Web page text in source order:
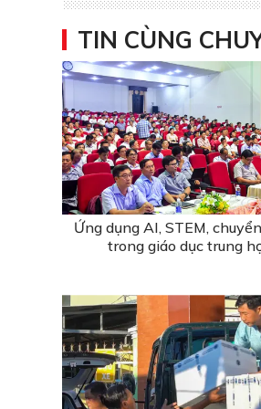
TIN CÙNG
Ứng dụng AI, STEM,
trong giáo dục trung